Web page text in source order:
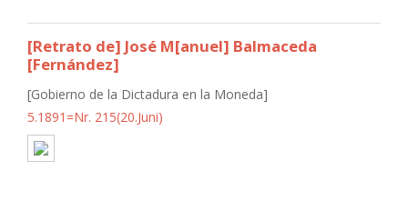
[Retrato de] José M[anuel] Balmaceda
[Fernández]
[Gobierno de la Dictadura en la Moneda]
5.1891=Nr. 215(20.Juni)